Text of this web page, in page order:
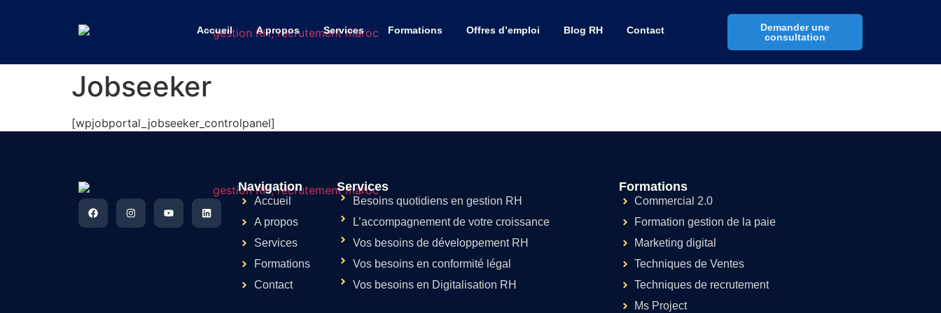
Accueil A propos Services Formations Offres d’emploi Blog RH Contact
Demander une
consultation
Jobseeker
[wpjobportal_jobseeker_controlpanel]
Navigation
Accueil
A propos
Services
Formations
Contact
Services
Besoins quotidiens en gestion RH
L’accompagnement de votre croissance
Vos besoins de développement RH
Vos besoins en conformité légal
Vos besoins en Digitalisation RH
Formations
Commercial 2.0
Formation gestion de la paie
Marketing digital
Techniques de Ventes
Techniques de recrutement
Ms Project